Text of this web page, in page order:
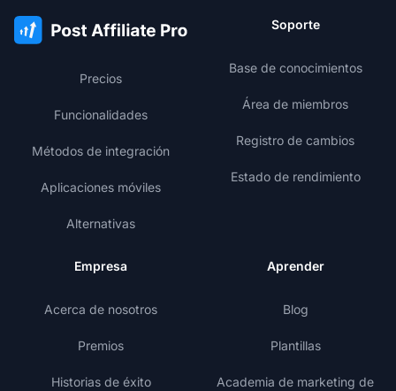
Precios
Funcionalidades
Métodos de integración
Aplicaciones móviles
Alternativas
Soporte
Base de conocimientos
Área de miembros
Registro de cambios
Estado de rendimiento
Empresa
Acerca de nosotros
Premios
Historias de éxito
Aprender
Blog
Plantillas
Academia de marketing de